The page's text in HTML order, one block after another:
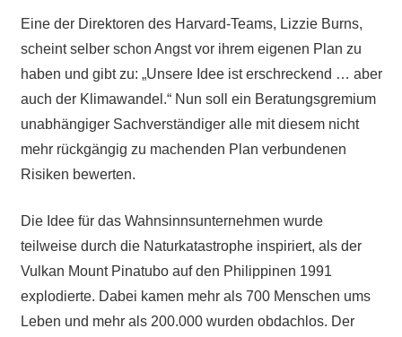
Eine der Direktoren des Harvard-Teams, Lizzie Burns,
scheint selber schon Angst vor ihrem eigenen Plan zu
haben und gibt zu: „Unsere Idee ist erschreckend … aber
auch der Klimawandel.“ Nun soll ein Beratungsgremium
unabhängiger Sachverständiger alle mit diesem nicht
mehr rückgängig zu machenden Plan verbundenen
Risiken bewerten.
Die Idee für das Wahnsinnsunternehmen wurde
teilweise durch die Naturkatastrophe inspiriert, als der
Vulkan Mount Pinatubo auf den Philippinen 1991
explodierte. Dabei kamen mehr als 700 Menschen ums
Leben und mehr als 200.000 wurden obdachlos. Der